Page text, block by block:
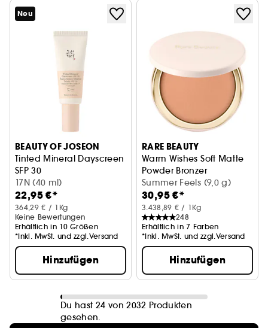
Neu
BEAUTY OF JOSEON
Tinted Mineral Dayscreen
SFP 30
Getönte Sonnencreme mit Ceramide
17N (40 ml)
22,95 €*
364,29 € / 1Kg
Keine Bewertungen
Erhältlich in 10 Größen
*Inkl. MwSt. und zzgl.Versand
Hinzufügen
RARE BEAUTY
Warm Wishes Soft Matte
Powder Bronzer
Matter und weicher
Summer Feels (9,0 g)
30,95 €*
3.438,89 € / 1Kg
248
Erhältlich in 7 Farben
*Inkl. MwSt. und zzgl.Versand
Hinzufügen
Du hast 24 von 2032 Produkten
gesehen.